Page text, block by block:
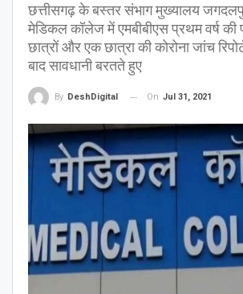
छत्तीसगढ़ के बस्तर संभाग मुख्यालय
मेडिकल कॉलेज में एमबीबीएस प्रथम वर्ष की
छात्रों और एक छात्रा की कोरोना जांच
बाद सावधानी बरतते हुए
By DeshDigital On Jul 31, 2021